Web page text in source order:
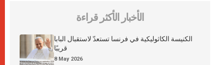
الأخبار الأكثر قراءة
الكنيسة الكاثوليكية في فرنسا تستعدّ لاستقبال البابا
قريبًا
8 May 2026